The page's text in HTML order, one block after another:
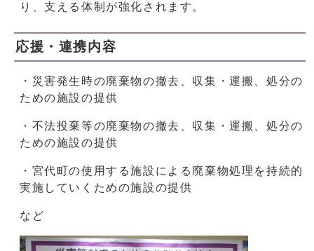
り、支える体制が強化されます。
応援・連携内容
・災害発生時の廃棄物の撤去、収集・運搬、処分の
ための施設の提供
・不法投棄等の廃棄物の撤去、収集・運搬、処分の
ための施設の提供
・宮代町の使用する施設による廃棄物処理を持続的
実施していくための施設の提供
など